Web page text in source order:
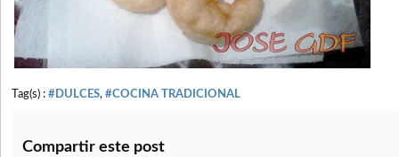
Tag(s) : #DULCES, #COCINA TRADICIONAL
Compartir este post